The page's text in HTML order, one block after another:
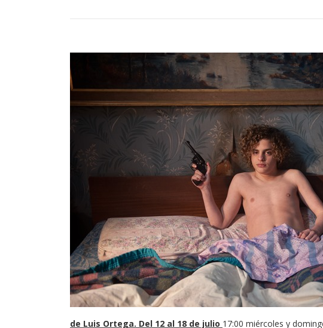
de Luis Ortega. Del 12 al 18 de julio 17:00 miércoles y